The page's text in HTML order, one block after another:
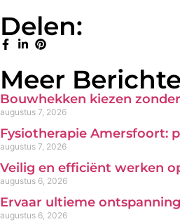
Delen:
Meer
Bouwhekken kiezen
augustus 7, 2026
Fysiotherapie Amersfoort:
augustus 7, 2026
Veilig en efficiënt werken
augustus 6, 2026
Ervaar ultieme ontspanning
augustus 6, 2026